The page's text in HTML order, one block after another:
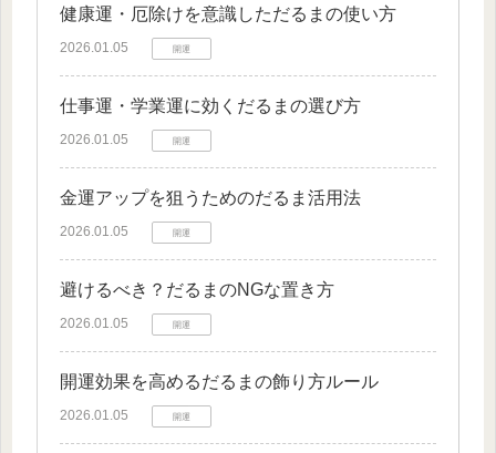
健康運・厄除けを意識しただるまの使い方
2026.01.05 開運
仕事運・学業運に効くだるまの選び方
2026.01.05 開運
金運アップを狙うためのだるま活用法
2026.01.05 開運
避けるべき？だるまのNGな置き方
2026.01.05 開運
開運効果を高めるだるまの飾り方ルール
2026.01.05 開運